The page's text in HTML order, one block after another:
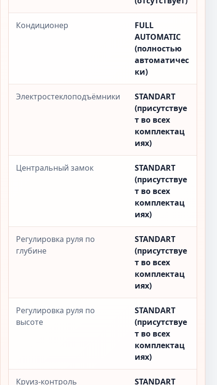
Кондиционер
FULL
AUTOMATIC
(полностью
автоматичес
ки)
Электростеклоподъёмники
STANDART
(присутствуе
т во всех
комплектац
иях)
Центральный замок
STANDART
(присутствуе
т во всех
комплектац
иях)
Регулировка руля по
глубине
STANDART
(присутствуе
т во всех
комплектац
иях)
Регулировка руля по
высоте
STANDART
(присутствуе
т во всех
комплектац
иях)
Круиз-контроль
STANDART